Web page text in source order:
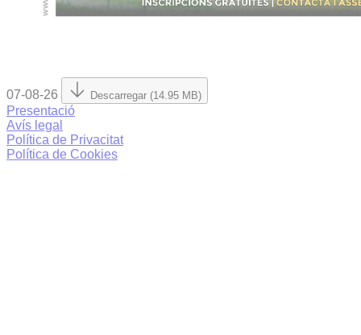
07-08-26 Descarregar (14.95 MB)
Presentació
Avís legal
Política de Privacitat
Política de Cookies